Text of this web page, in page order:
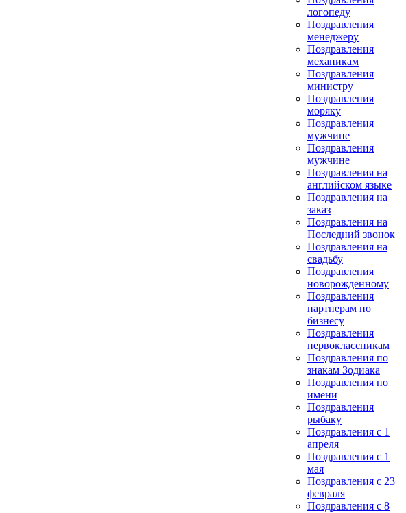
логопеду
Поздравления
менеджеру
Поздравления
механикам
Поздравления
министру
Поздравления
моряку
Поздравления
мужчине
Поздравления
мужчине
Поздравления на
английском языке
Поздравления на
заказ
Поздравления на
Последний звонок
Поздравления на
свадьбу
Поздравления
новорожденному
Поздравления
партнерам по
бизнесу
Поздравления
первоклассникам
Поздравления по
знакам Зодиака
Поздравления по
имени
Поздравления
рыбаку
Поздравления с 1
апреля
Поздравления с 1
мая
Поздравления с 23
февраля
Поздравления с 8